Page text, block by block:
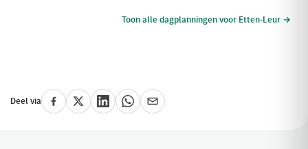
Toon alle dagplanningen voor Etten-Leur →
Deel via